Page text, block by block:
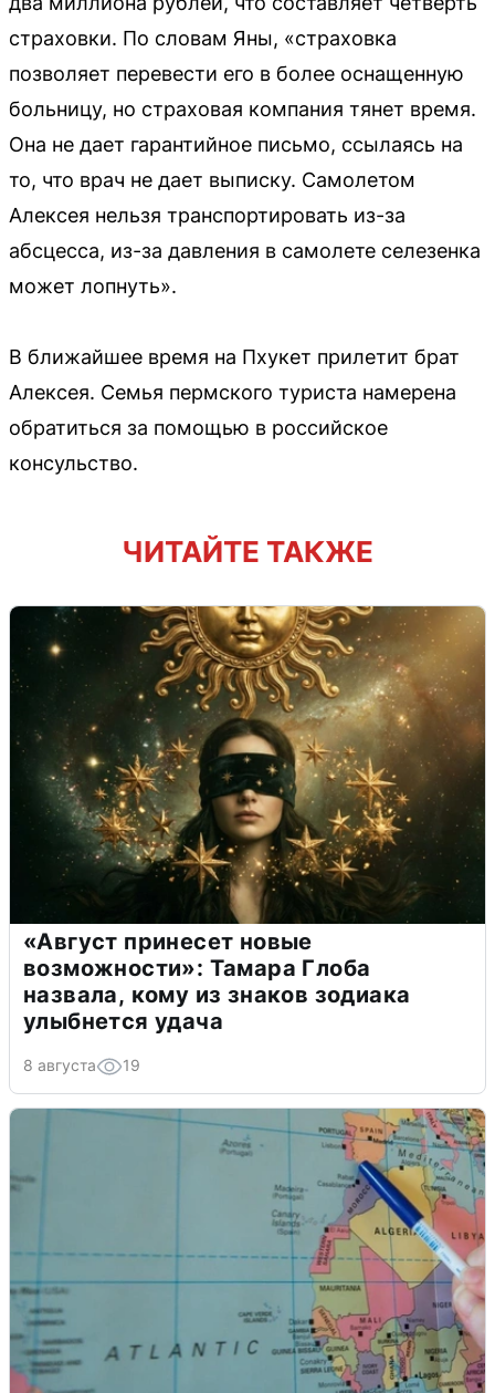
страховки. По словам Яны, «страховка
позволяет перевести его в более оснащенную
больницу, но страховая компания тянет время.
Она не дает гарантийное письмо, ссылаясь на
то, что врач не дает выписку. Самолетом
Алексея нельзя транспортировать из-за
абсцесса, из-за давления в самолете селезенка
может лопнуть».
В ближайшее время на Пхукет прилетит брат
Алексея. Семья пермского туриста намерена
обратиться за помощью в российское
консульство.
ЧИТАЙТЕ ТАКЖЕ
«Август принесет новые
возможности»: Тамара Глоба
назвала, кому из знаков зодиака
улыбнется удача
8 августа 19